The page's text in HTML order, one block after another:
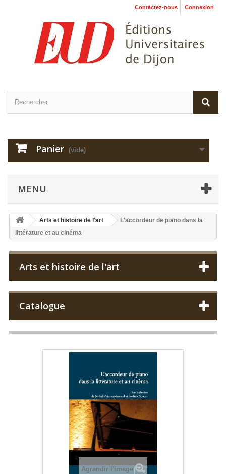
Connexion
Contactez-nous
Panier (vide)
MENU
Arts et histoire de l'art
L'accordeur de piano dans la
littérature et au cinéma
Arts et histoire de l'art
Catalogue
Agrandir l'image